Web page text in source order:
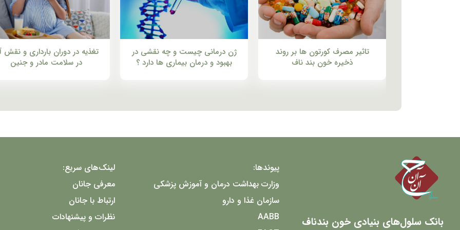
تاثیر مصرف کورتون ها بر روند
ذخیره خون بند ناف
ژن درمانی چیست و چه نقشی در
بهبود و درمان بیماری ها دارد ؟
تغذیه در دوران بارداری و نقش
در سلامت مادر و جنین
بانک سلول‌های بنیادی خون بندناف
پیوندها:
وزارت بهداشت درمان و آموزش پزشکی
سازمان غذا و دارو
AABB
لینک‌های سریع:
معرفی جانان
ارتباط با جانان
نظرات و پیشنهادات